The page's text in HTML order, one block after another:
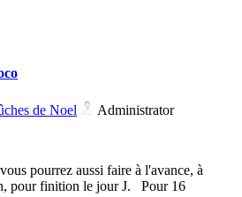
de Noel Administrator
pourrez aussi faire à l'avance, à
pour finition le jour J. Pour 16